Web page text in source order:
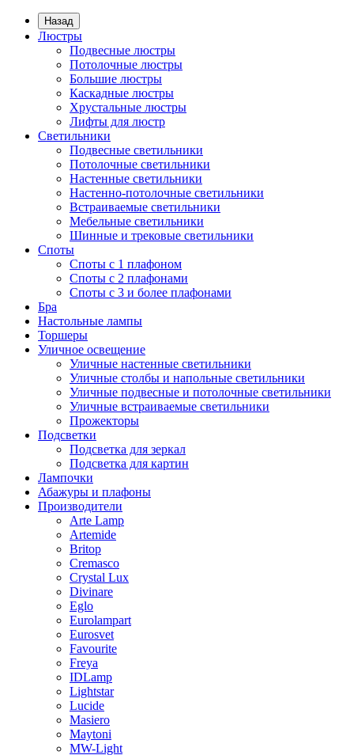
Назад
Люстры
Подвесные люстры
Потолочные люстры
Большие люстры
Каскадные люстры
Хрустальные люстры
Лифты для люстр
Светильники
Подвесные светильники
Потолочные светильники
Настенные светильники
Настенно-потолочные светильники
Встраиваемые светильники
Мебельные светильники
Шинные и трековые светильники
Споты
Споты с 1 плафоном
Споты с 2 плафонами
Споты с 3 и более плафонами
Бра
Настольные лампы
Торшеры
Уличное освещение
Уличные настенные светильники
Уличные столбы и напольные светильники
Уличные подвесные и потолочные светильники
Уличные встраиваемые светильники
Прожекторы
Подсветки
Подсветка для зеркал
Подсветка для картин
Лампочки
Абажуры и плафоны
Производители
Arte Lamp
Artemide
Britop
Cremasco
Crystal Lux
Divinare
Eglo
Eurolampart
Eurosvet
Favourite
Freya
IDLamp
Lightstar
Lucide
Masiero
Maytoni
MW-Light